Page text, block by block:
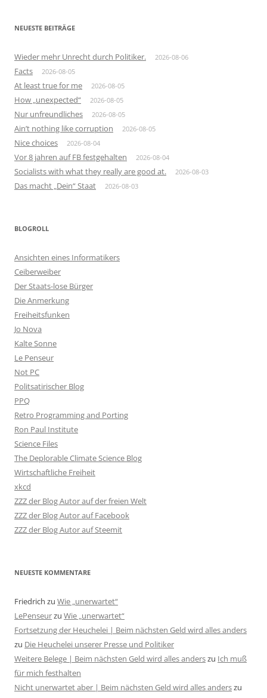
NEUESTE BEITRÄGE
Wieder mehr Unrecht durch Politiker. 2026-08-06
Facts 2026-08-05
At least true for me 2026-08-05
How „unexpected“ 2026-08-05
Nur unfreundliches 2026-08-05
Ain’t nothing like corruption 2026-08-05
Nice choices 2026-08-04
Vor 8 jahren auf FB festgehalten 2026-08-04
Socialists with what they really are good at. 2026-08-03
Das macht „Dein“ Staat 2026-08-03
BLOGROLL
Ansichten eines Informatikers
Ceiberweiber
Der Staats-lose Bürger
Die Anmerkung
Freiheitsfunken
Jo Nova
Kalte Sonne
Le Penseur
Not PC
Politsatirischer Blog
PPQ
Retro Programming and Porting
Ron Paul Institute
Science Files
The Deplorable Climate Science Blog
Wirtschaftliche Freiheit
xkcd
ZZZ der Blog Autor auf der freien Welt
ZZZ der Blog Autor auf Facebook
ZZZ der Blog Autor auf Steemit
NEUESTE KOMMENTARE
Friedrich zu Wie „unerwartet“
LePenseurzu Wie „unerwartet“
Fortsetzung der Heuchelei | Beim nächsten Geld wird alles anders
zu Die Heuchelei unserer Presse und Politiker
Weitere Belege | Beim nächsten Geld wird alles anderszu Ich muß
für mich festhalten
Nicht unerwartet aber | Beim nächsten Geld wird alles anderszu